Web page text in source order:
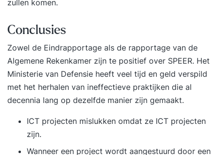
zullen komen.
Conclusies
Zowel de Eindrapportage als de rapportage van de
Algemene Rekenkamer zijn te positief over SPEER. Het
Ministerie van Defensie heeft veel tijd en geld verspild
met het herhalen van ineffectieve praktijken die al
decennia lang op dezelfde manier zijn gemaakt.
ICT projecten mislukken omdat ze ICT projecten
zijn.
Wanneer een project wordt aangestuurd door een